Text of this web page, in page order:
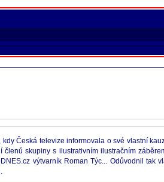
Česká televize informovala o své vlastní
skupiny s ilustrativním ilustračním
výtvarník Roman Týc... Odůvodnil tak